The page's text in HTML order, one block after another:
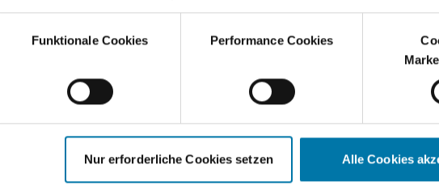
die übermittelten Daten durch lokale Behörden verarbeitet werden.
Sie im Cookie-Hinweis
Funktionale Cookies Performance Cookies
Nur erforderliche Cookies setzen Alle Cookies
Cookie-Einstellungen
Transkript anzeigen
(öffnet in neuem Tab)